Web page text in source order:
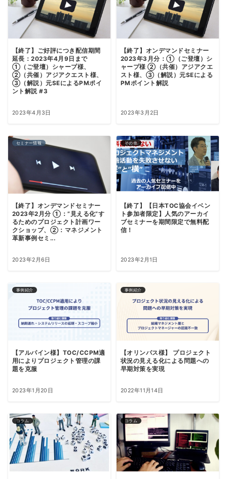
【終了】ご好評につき配信期間
延長：2023年4月9日まで
①（ご登壇）シャープ様、
②（共催）アジアクエスト様、
③（解説）元SEによるPMポイ
ント解説 #3
2023年4月3日
【終了】オンデマンドセミナー
2023年3月分：①（ご登壇）シ
ャープ様 ②（共催）アジアクエ
スト様、③（解説）元SEによる
PMポイント解説
2023年3月2日
セミナー情報
【終了】オンデマンドセミナー
2023年2月分 ①：”見える化”す
るためのプロジェクト計画ワー
クショップ、②：マネジメント
革新事例セミ...
2023年2月6日
その他
【終了】【日本TOC協会イベン
ト参加者限定】人気のアーカイ
ブセミナーを期間限定で無料配
信！
2023年2月1日
事例紹介
【アルパイン様】TOC/CCPM適
用によりプロジェクト管理の課
題を克服
2023年1月20日
事例紹介
【オリンパス様】 プロジェクト
状況の見える化による問題への
早期対策を実現
2022年11月14日
コラム コラム